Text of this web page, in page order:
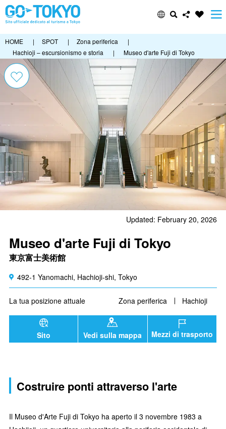
HOME | SPOT | Zona periferica
|
Hachioji – escursionismo e storia
| Museo d'arte Fuji di Tokyo
Updated: February 20, 2026
Museo d'arte Fuji di Tokyo
東京富士美術館
492-1 Yanomachi, Hachioji-shi, Tokyo
La tua posizione attuale Zona periferica Hachioji
Sito Vedi sulla mappa Mezzi di trasporto
Costruire ponti attraverso l'arte
Il Museo d'Arte Fuji di Tokyo ha aperto il 3 novembre 1983 a